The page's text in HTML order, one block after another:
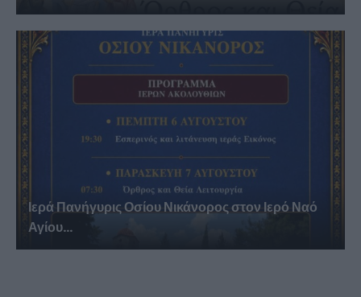
Ιερά Πανήγυρις Οσίου Νικάνορος στον Ιερό Ναό
Αγίου...